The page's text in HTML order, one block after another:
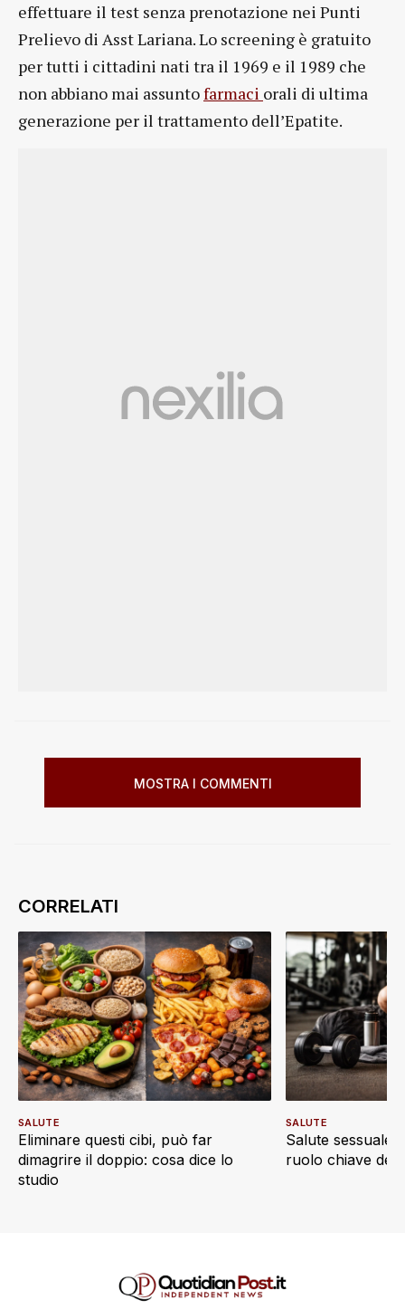
effettuare il test senza prenotazione nei Punti
Prelievo di Asst Lariana. Lo screening è gratuito
per tutti i cittadini nati tra il 1969 e il 1989 che
non abbiano mai assuntofarmaci orali di ultima
generazione per il trattamento dell’Epatite.
MOSTRA I COMMENTI
Eliminare questi cibi, può far
dimagrire il doppio: cosa dice lo
studio
SALUTE
Salute sessuale
ruolo chiave
SALUTE